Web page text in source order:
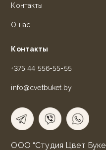
Контакты
О нас
Контакты
+375 44 556-55-55
info@cvetbuket.by
ООО “Студия Цвет